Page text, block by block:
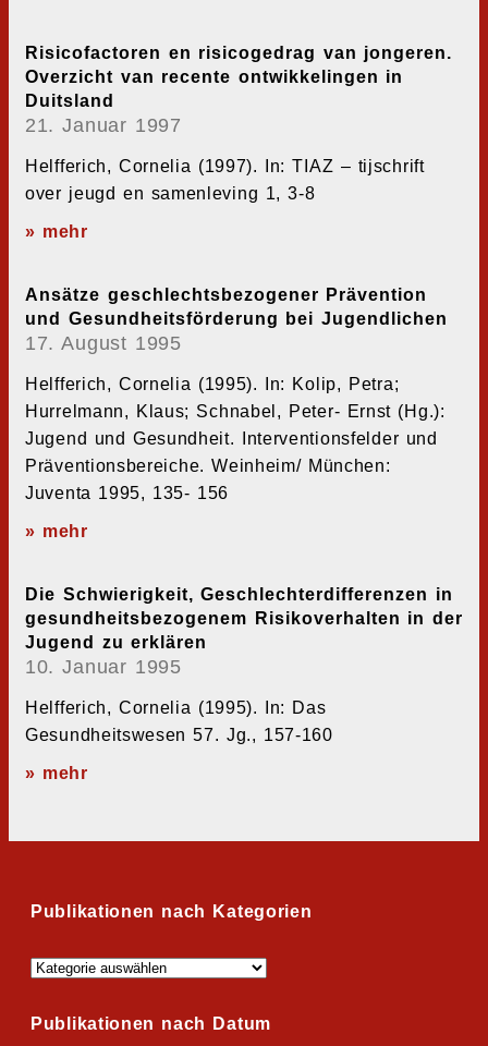
Risicofactoren en risicogedrag van jongeren.
Overzicht van recente ontwikkelingen in
Duitsland
21. Januar 1997
Helfferich, Cornelia (1997). In: TIAZ – tijschrift
over jeugd en samenleving 1, 3-8
» mehr
Ansätze geschlechtsbezogener Prävention
und Gesundheitsförderung bei Jugendlichen
17. August 1995
Helfferich, Cornelia (1995). In: Kolip, Petra;
Hurrelmann, Klaus; Schnabel, Peter- Ernst (Hg.):
Jugend und Gesundheit. Interventionsfelder und
Präventionsbereiche. Weinheim/ München:
Juventa 1995, 135- 156
» mehr
Die Schwierigkeit, Geschlechterdifferenzen in
gesundheitsbezogenem Risikoverhalten in der
Jugend zu erklären
10. Januar 1995
Helfferich, Cornelia (1995). In: Das
Gesundheitswesen 57. Jg., 157-160
» mehr
Publikationen nach Kategorien
Publikationen nach Datum